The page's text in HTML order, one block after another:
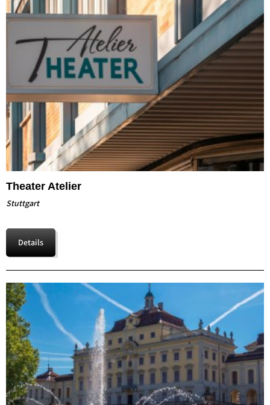
Theater Atelier
Stuttgart
Details